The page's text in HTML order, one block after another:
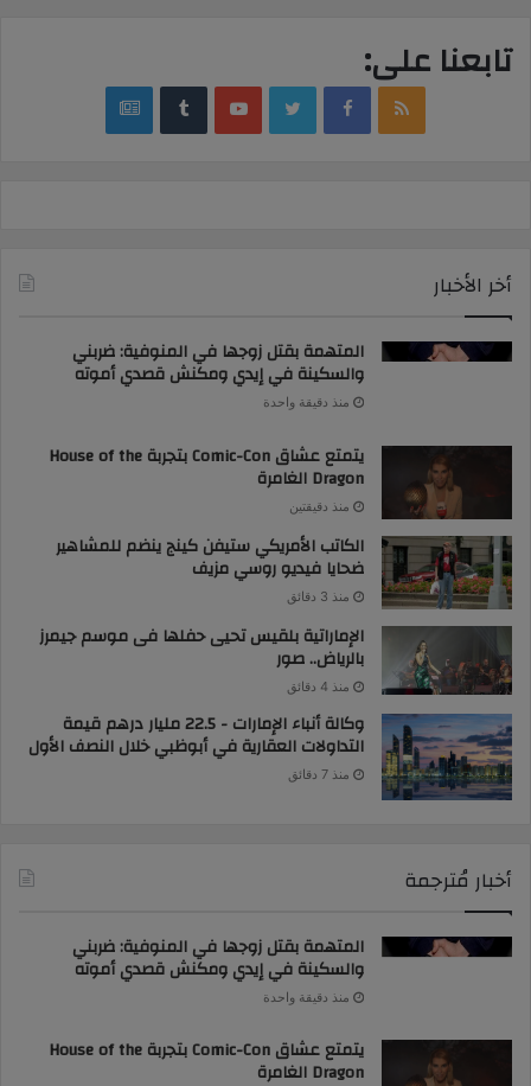
تابعنا على:
RSS
Facebook
Twitter
YouTube
‏Tumblr
google
أخر الأخبار
المتهمة بقتل زوجها في المنوفية: ضربني
والسكينة في إيدي ومكنش قصدي أموته
منذ دقيقة واحدة
يتمتع عشاق Comic-Con بتجربة House of the
Dragon الغامرة
منذ دقيقتين
الكاتب الأمريكي ستيفن كينج ينضم للمشاهير
ضحايا فيديو روسي مزيف
منذ 3 دقائق
الإماراتية بلقيس تحيى حفلها فى موسم جيمرز
بالرياض.. صور
منذ 4 دقائق
وكالة أنباء الإمارات - 22.5 مليار درهم قيمة
التداولات العقارية في أبوظبي خلال النصف الأول
منذ 7 دقائق
أخبار مُترجمة
المتهمة بقتل زوجها في المنوفية: ضربني
والسكينة في إيدي ومكنش قصدي أموته
منذ دقيقة واحدة
يتمتع عشاق Comic-Con بتجربة House of the
Dragon الغامرة